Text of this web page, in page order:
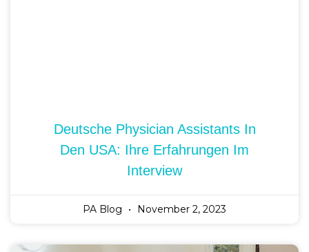
Deutsche Physician Assistants In
Den USA: Ihre Erfahrungen Im
Interview
PA Blog November 2, 2023